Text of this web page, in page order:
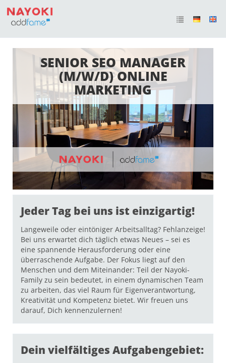
SENIOR SEO MANAGER
(M/W/D) ONLINE
MARKETING
Jeder Tag bei uns ist einzigartig!
Langeweile oder eintöniger Arbeitsalltag? Fehlanzeige!
Bei uns erwartet dich täglich etwas Neues – sei es
eine spannende Herausforderung oder eine
überraschende Aufgabe. Der Fokus liegt auf den
Menschen und dem Miteinander: Teil der Nayoki-
Family zu sein bedeutet, in einem dynamischen Team
zu arbeiten, das viel Raum für Eigenverantwortung,
Kreativität und Kompetenz bietet. Wir freuen uns
darauf, Dich kennenzulernen!
Dein vielfältiges Aufgabengebiet: